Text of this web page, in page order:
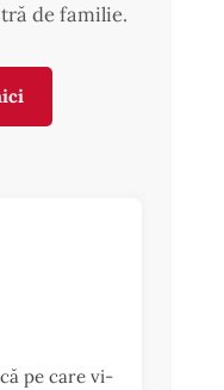
de familie.
pe care vi-